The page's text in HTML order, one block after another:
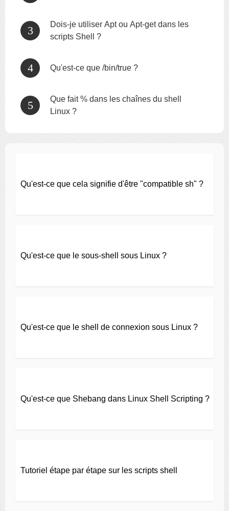
Dois-je utiliser Apt ou Apt-get dans les
scripts Shell ?
Qu'est-ce que /bin/true ?
Que fait % dans les chaînes du shell
Linux ?
Qu'est-ce que cela signifie d'être "compatible sh" ?
Qu'est-ce que le sous-shell sous Linux ?
Qu'est-ce que le shell de connexion sous Linux ?
Qu'est-ce que Shebang dans Linux Shell Scripting ?
Tutoriel étape par étape sur les scripts shell